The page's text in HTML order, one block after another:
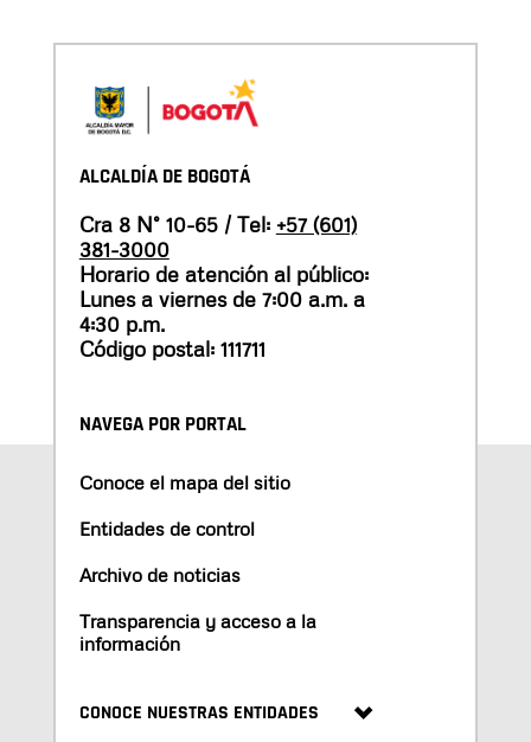
ALCALDÍA DE BOGOTÁ
Cra 8 N° 10-65 / Tel: +57 (601)
381-3000
Horario de atención al público:
Lunes a viernes de 7:00 a.m. a
4:30 p.m.
Código postal: 111711
NAVEGA POR PORTAL
Conoce el mapa del sitio
Entidades de control
Archivo de noticias
Transparencia y acceso a la
información
CONOCE NUESTRAS ENTIDADES